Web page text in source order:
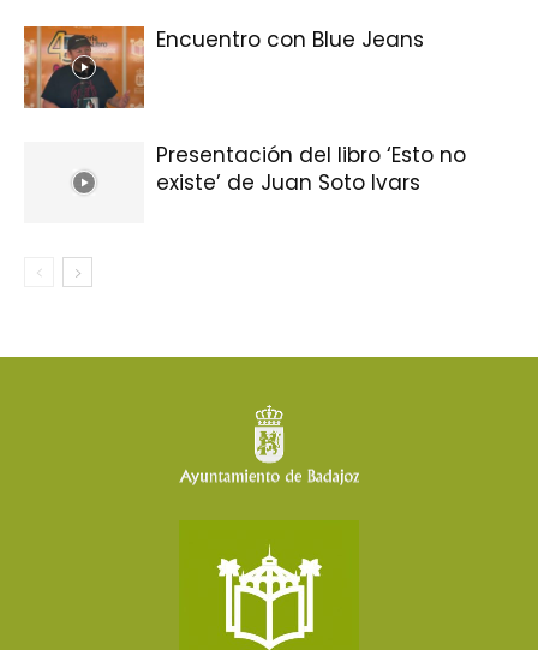
Encuentro con Blue Jeans
Presentación del libro ‘Esto no
existe’ de Juan Soto Ivars